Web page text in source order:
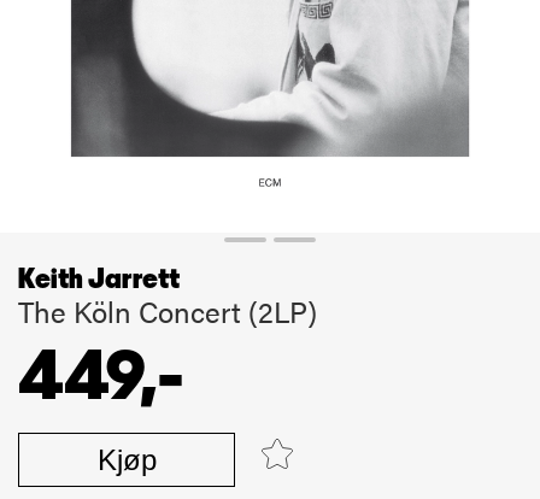
Keith Jarrett
The Köln Concert (2LP)
449,-
Kjøp